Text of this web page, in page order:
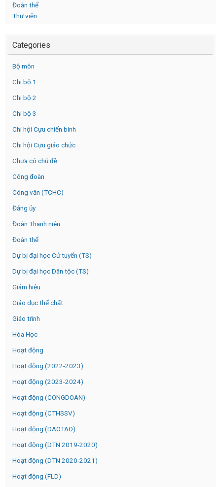
Đoàn thể
Thư viện
Categories
Bộ môn
Chi bộ 1
Chi bộ 2
Chi bộ 3
Chi hội Cựu chiến binh
Chi hội Cựu giáo chức
Chưa có chủ đề
Công đoàn
Công văn (TCHC)
Đảng ủy
Đoàn Thanh niên
Đoàn thể
Dự bị đại học Cử tuyển (TS)
Dự bị đại học Dân tộc (TS)
Giám hiệu
Giáo dục thể chất
Giáo trình
Hóa Học
Hoạt động
Hoạt động (2022-2023)
Hoạt động (2023-2024)
Hoạt động (CONGDOAN)
Hoạt động (CTHSSV)
Hoạt động (DAOTAO)
Hoạt động (DTN 2019-2020)
Hoạt động (DTN 2020-2021)
Hoạt động (FLD)